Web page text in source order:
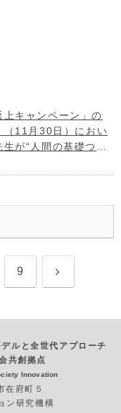
上キャンペーン」の
（11月30日）におい
が“人間の基礎つく
9 次
ルと全世代アプローチ
共創拠点
Innovation
府町５
ン研究機構